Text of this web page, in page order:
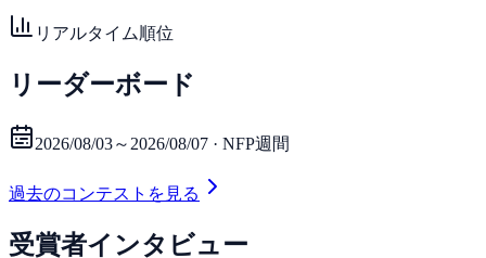
リアルタイム順位
リーダーボード
2026/08/03～2026/08/07 · NFP週間
過去のコンテストを見る
受賞者インタビュー